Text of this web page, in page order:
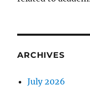
ARCHIVES
July 2026